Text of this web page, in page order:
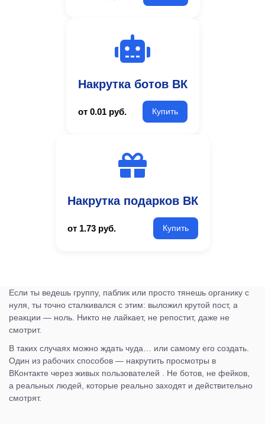
Накрутка ботов ВК
от 0.01 руб. Купить
Накрутка подарков ВК
от 1.73 руб. Купить
Если ты ведешь группу, паблик или просто тянешь органику с
нуля, ты точно сталкивался с этим: выложил крутой пост, а
реакции — ноль. Никто не лайкает, не репостит, даже не
смотрит.
В таких случаях можно ждать чуда… или самому его создать.
Один из рабочих способов — накрутить просмотры в
ВКонтакте через живых пользователей . Не ботов, не фейков,
а реальных людей, которые реально заходят и действительно
смотрят.